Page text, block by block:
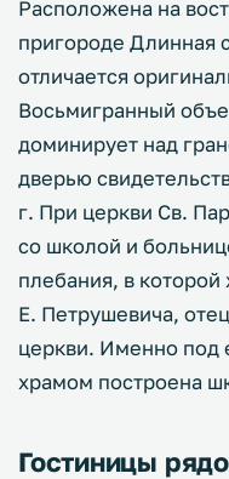
Расположена на
пригороде Длинная
отличается
Восьмигранный
доминирует над
дверью
г. При церкви Св.
со школой и
плебания, в
Е. Петрушевича,
церкви. Именно под
храмом построена
Гостиницы